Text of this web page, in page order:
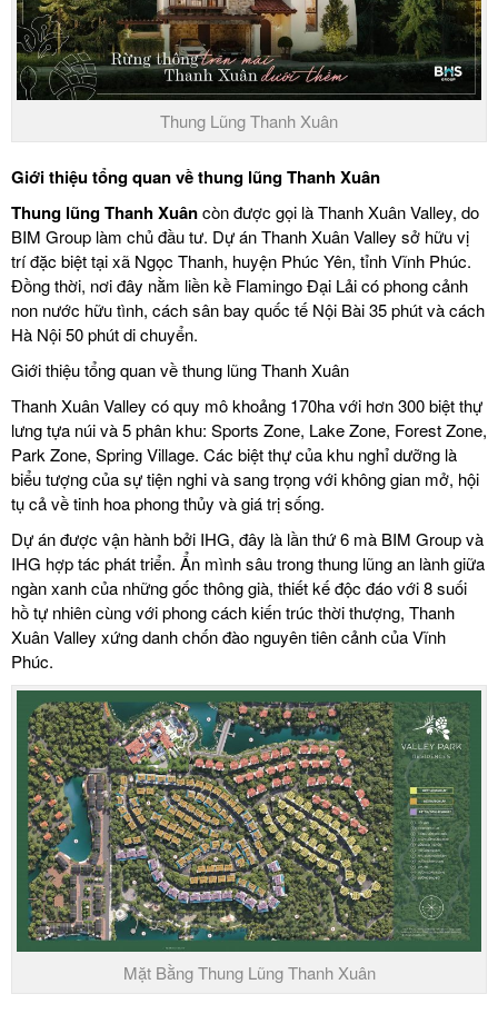
Thung Lũng Thanh Xuân
Giới thiệu tổng quan về thung lũng Thanh Xuân
Thung lũng Thanh Xuâncòn được gọi là Thanh Xuân Valley, do
BIM Group làm chủ đầu tư. Dự án Thanh Xuân Valley sở hữu vị
trí đặc biệt tại xã Ngọc Thanh, huyện Phúc Yên, tỉnh Vĩnh Phúc.
Đồng thời, nơi đây nằm liền kề Flamingo Đại Lải có phong cảnh
non nước hữu tình, cách sân bay quốc tế Nội Bài 35 phút và cách
Hà Nội 50 phút di chuyển.
Giới thiệu tổng quan về thung lũng Thanh Xuân
Thanh Xuân Valley có quy mô khoảng 170ha với hơn 300 biệt thự
lưng tựa núi và 5 phân khu: Sports Zone, Lake Zone, Forest Zone,
Park Zone, Spring Village. Các biệt thự của khu nghỉ dưỡng là
biểu tượng của sự tiện nghi và sang trọng với không gian mở, hội
tụ cả về tinh hoa phong thủy và giá trị sống.
Dự án được vận hành bởi IHG, đây là lần thứ 6 mà BIM Group và
IHG hợp tác phát triển. Ẩn mình sâu trong thung lũng an lành giữa
ngàn xanh của những gốc thông già, thiết kế độc đáo với 8 suối
hồ tự nhiên cùng với phong cách kiến trúc thời thượng, Thanh
Xuân Valley xứng danh chốn đào nguyên tiên cảnh của Vĩnh
Phúc.
Mặt Bằng Thung Lũng Thanh Xuân